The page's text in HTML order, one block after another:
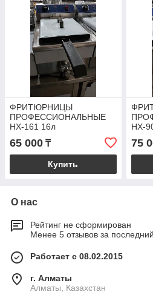
ФРИТЮРНИЦЫ
ПРОФЕССИОНАЛЬНЫЕ
HX-161 16л
65 000 ₸
Купить
HX-
75
О нас
Рейтинг не сформирован
Менее 5 отзывов за
Работает с 08.02.2015
г. Алматы
Алматы, Казахстан